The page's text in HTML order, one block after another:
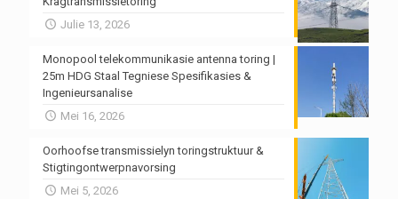
Julie 13, 2026
Monopool telekommunikasie antenna toring |
25m HDG Staal Tegniese Spesifikasies &
Ingenieursanalise
Mei 16, 2026
Oorhoofse transmissielyn toringstruktuur &
Stigtingontwerpnavorsing
Mei 5, 2026